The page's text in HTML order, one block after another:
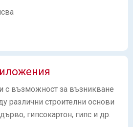
с възможност за възникване
различни строителни основи
гипсокартон, гипс и др.